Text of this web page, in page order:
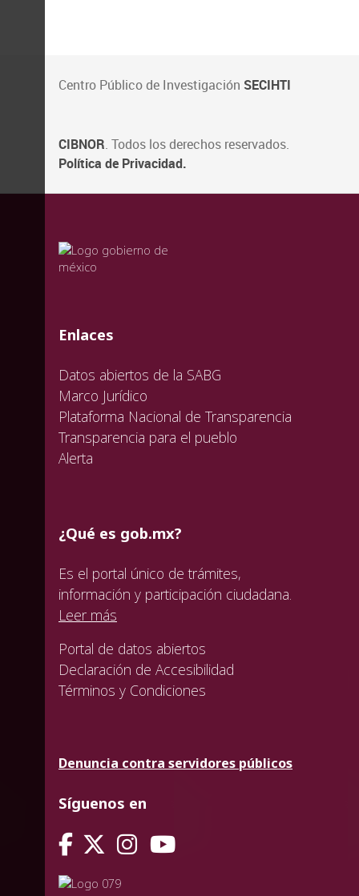
Centro Público de Investigación SECIHTI
CIBNOR. Todos los derechos reservados.
Política de Privacidad.
valida
valida
valida
Enlaces
Datos abiertos de la SABG
Marco Jurídico
Plataforma Nacional de Transparencia
Transparencia para el pueblo
Alerta
¿Qué es gob.mx?
Es el portal único de trámites,
información y participación ciudadana.
Leer más
Portal de datos abiertos
Declaración de Accesibilidad
Términos y Condiciones
Denuncia contra servidores públicos
Síguenos en